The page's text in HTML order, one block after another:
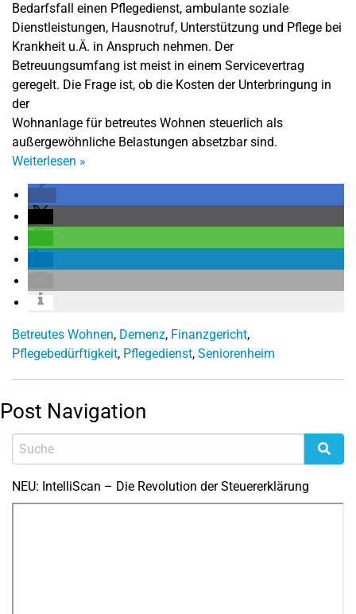
Bedarfsfall einen Pflegedienst, ambulante soziale
Dienstleistungen, Hausnotruf, Unterstützung und Pflege bei
Krankheit u.Ä. in Anspruch nehmen. Der
Betreuungsumfang ist meist in einem Servicevertrag
geregelt. Die Frage ist, ob die Kosten der Unterbringung in
der
Wohnanlage für betreutes Wohnen steuerlich als
außergewöhnliche Belastungen absetzbar sind.
Weiterlesen »
Betreutes Wohnen, Demenz, Finanzgericht,
Pflegebedürftigkeit, Pflegedienst, Seniorenheim
Post Navigation
NEU: IntelliScan – Die Revolution der Steuererklärung